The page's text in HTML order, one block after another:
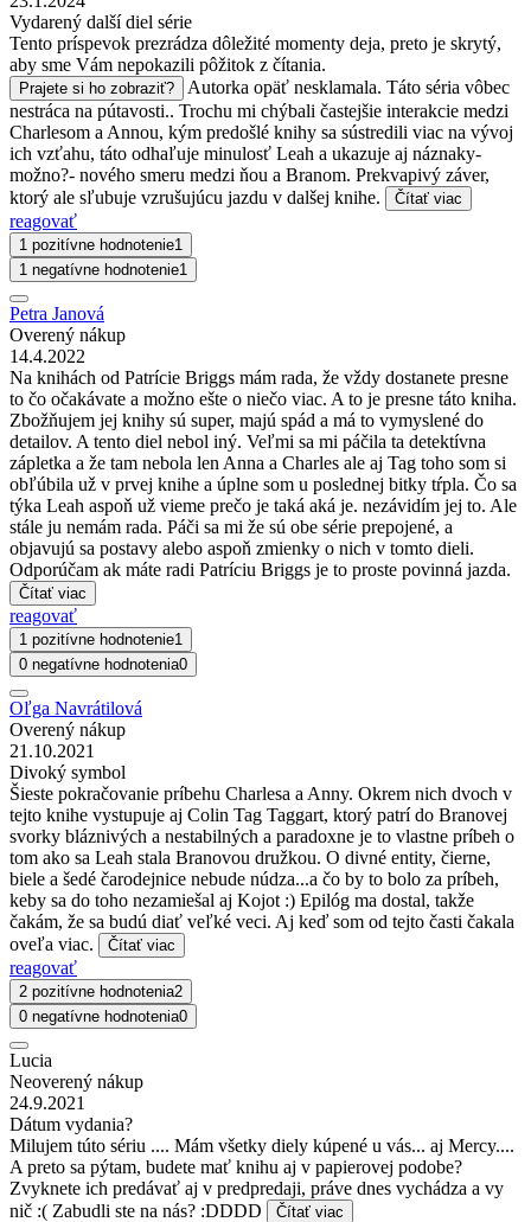
Vydarený další diel série
Tento príspevok prezrádza dôležité momenty deja, preto je skrytý,
aby sme Vám nepokazili pôžitok z čítania.
Prajete si ho zobraziť?
Autorka opäť nesklamala. Táto séria vôbec
nestráca na pútavosti.. Trochu mi chýbali častejšie interakcie medzi
Charlesom a Annou, kým predošlé knihy sa sústredili viac na vývoj
ich vzťahu, táto odhaľuje minulosť Leah a ukazuje aj náznaky-
možno?- nového smeru medzi ňou a Branom. Prekvapivý záver,
ktorý ale sľubuje vzrušujúcu jazdu v dalšej knihe.
Čítať viac
reagovať
1 pozitívne hodnotenie1
1 negatívne hodnotenie1
Petra Janová
Overený nákup
14.4.2022
Na knihách od Patrície Briggs mám rada, že vždy dostanete presne
to čo očakávate a možno ešte o niečo viac. A to je presne táto kniha.
Zbožňujem jej knihy sú super, majú spád a má to vymyslené do
detailov. A tento diel nebol iný. Veľmi sa mi páčila ta detektívna
zápletka a že tam nebola len Anna a Charles ale aj Tag toho som si
obľúbila už v prvej knihe a úplne som u poslednej bitky tŕpla. Čo sa
týka Leah aspoň už vieme prečo je taká aká je. nezávidím jej to. Ale
stále ju nemám rada. Páči sa mi že sú obe série prepojené, a
objavujú sa postavy alebo aspoň zmienky o nich v tomto dieli.
Odporúčam ak máte radi Patríciu Briggs je to proste povinná jazda.
Čítať viac
reagovať
1 pozitívne hodnotenie1
0 negatívne hodnotenia0
Oľga Navrátilová
Overený nákup
21.10.2021
Divoký symbol
Šieste pokračovanie príbehu Charlesa a Anny. Okrem nich dvoch v
tejto knihe vystupuje aj Colin Tag Taggart, ktorý patrí do Branovej
svorky bláznivých a nestabilných a paradoxne je to vlastne príbeh o
tom ako sa Leah stala Branovou družkou. O divné entity, čierne,
biele a šedé čarodejnice nebude núdza...a čo by to bolo za príbeh,
keby sa do toho nezamiešal aj Kojot :) Epilóg ma dostal, takže
čakám, že sa budú diať veľké veci. Aj keď som od tejto časti čakala
oveľa viac.
Čítať viac
reagovať
2 pozitívne hodnotenia2
0 negatívne hodnotenia0
Lucia
Neoverený nákup
24.9.2021
Dátum vydania?
Milujem túto sériu .... Mám všetky diely kúpené u vás... aj Mercy....
A preto sa pýtam, budete mať knihu aj v papierovej podobe?
Zvyknete ich predávať aj v predpredaji, práve dnes vychádza a vy
nič :( Zabudli ste na nás? :DDDD
Čítať viac